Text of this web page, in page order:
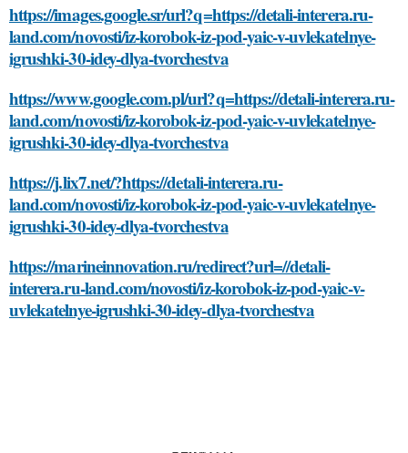
https://images.google.sr/url?q=https://detali-interera.ru-
land.com/novosti/iz-korobok-iz-pod-yaic-v-uvlekatelnye-
igrushki-30-idey-dlya-tvorchestva
https://www.google.com.pl/url?q=https://detali-interera.ru-
land.com/novosti/iz-korobok-iz-pod-yaic-v-uvlekatelnye-
igrushki-30-idey-dlya-tvorchestva
https://j.lix7.net/?https://detali-interera.ru-
land.com/novosti/iz-korobok-iz-pod-yaic-v-uvlekatelnye-
igrushki-30-idey-dlya-tvorchestva
https://marineinnovation.ru/redirect?url=//detali-
interera.ru-land.com/novosti/iz-korobok-iz-pod-yaic-v-
uvlekatelnye-igrushki-30-idey-dlya-tvorchestva